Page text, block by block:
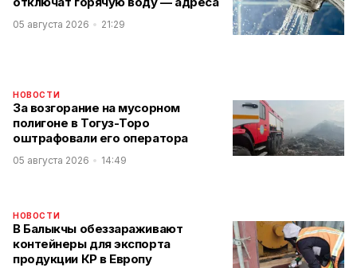
05 августа 2026 21:29
НОВОСТИ
За возгорание на мусорном
полигоне в Тогуз-Торо
оштрафовали его оператора
05 августа 2026 14:49
НОВОСТИ
В Балыкчы обеззараживают
контейнеры для экспорта
продукции КР в Европу